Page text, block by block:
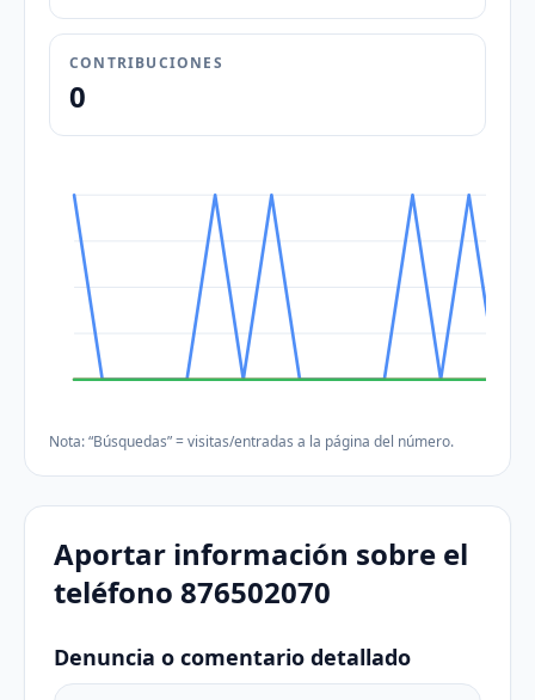
CONTRIBUCIONES
0
Nota: “Búsquedas” = visitas/entradas a la página del número.
Aportar información sobre el
teléfono 876502070
Denuncia o comentario detallado